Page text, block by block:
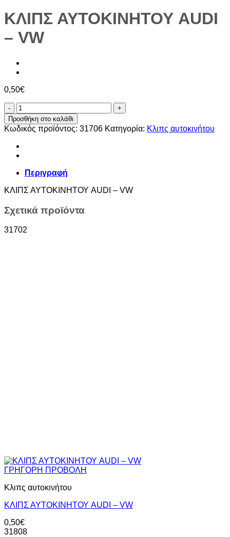
ΚΛΙΠΣ ΑΥΤΟΚΙΝΗΤΟΥ AUDI
– VW
0,50€
ΚΛΙΠΣ
ΑΥΤΟΚΙΝΗΤΟΥ
AUDI
–
VW
ποσότητα
Προσθήκη στο καλάθι
Κωδικός προϊόντος: 31706 Κατηγορία: Κλιπς αυτοκινήτου
Περιγραφή
ΚΛΙΠΣ ΑΥΤΟΚΙΝΗΤΟΥ AUDI – VW
Σχετικά προϊόντα
31702
ΓΡΗΓΟΡΗ ΠΡΟΒΟΛΗ
Κλιπς αυτοκινήτου
ΚΛΙΠΣ ΑΥΤΟΚΙΝΗΤΟΥ AUDI – VW
0,50€
31808